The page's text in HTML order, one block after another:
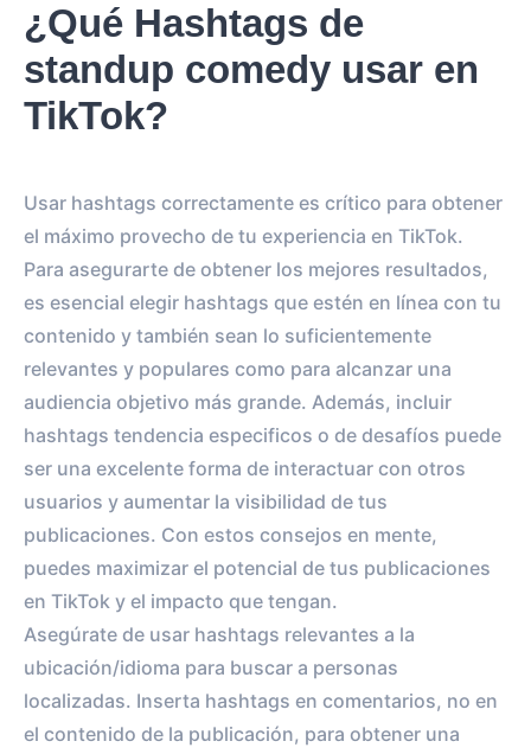
¿Qué Hashtags de
standup comedy usar en
TikTok?
Usar hashtags correctamente es crítico para obtener
el máximo provecho de tu experiencia en TikTok.
Para asegurarte de obtener los mejores resultados,
es esencial elegir hashtags que estén en línea con tu
contenido y también sean lo suficientemente
relevantes y populares como para alcanzar una
audiencia objetivo más grande. Además, incluir
hashtags tendencia especificos o de desafíos puede
ser una excelente forma de interactuar con otros
usuarios y aumentar la visibilidad de tus
publicaciones. Con estos consejos en mente,
puedes maximizar el potencial de tus publicaciones
en TikTok y el impacto que tengan.
Asegúrate de usar hashtags relevantes a la
ubicación/idioma para buscar a personas
localizadas. Inserta hashtags en comentarios, no en
el contenido de la publicación, para obtener una